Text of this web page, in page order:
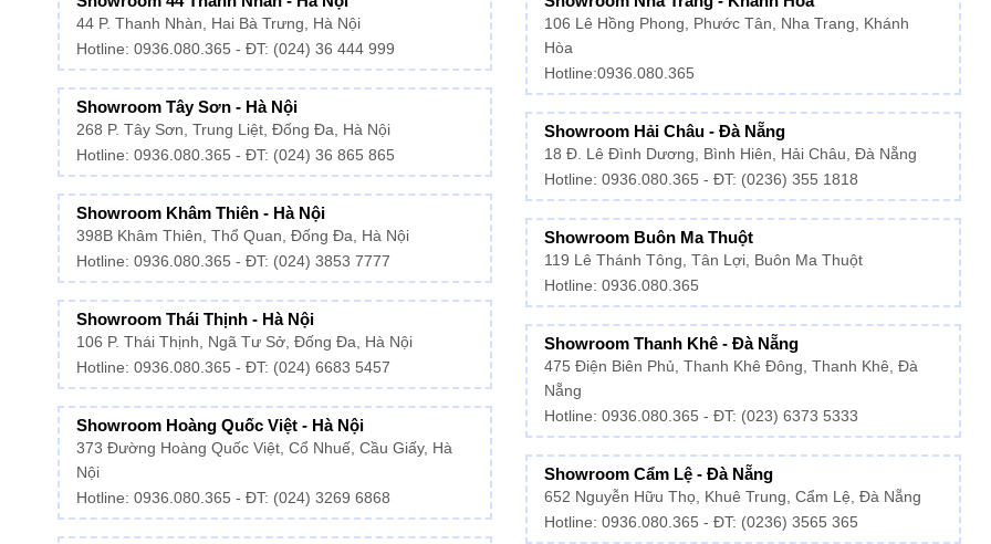
44 P. Thanh Nhàn, Hai Bà Trưng, Hà Nội
Hotline: 0936.080.365 - ĐT: (024) 36 444 999
Showroom Tây Sơn - Hà Nội
268 P. Tây Sơn, Trung Liệt, Đống Đa, Hà Nội
Hotline: 0936.080.365 - ĐT: (024) 36 865 865
Showroom Khâm Thiên - Hà Nội
398B Khâm Thiên, Thổ Quan, Đống Đa, Hà Nội
Hotline: 0936.080.365 - ĐT: (024) 3853 7777
Showroom Thái Thịnh - Hà Nội
106 P. Thái Thịnh, Ngã Tư Sở, Đống Đa, Hà Nội
Hotline: 0936.080.365 - ĐT: (024) 6683 5457
Showroom Hoàng Quốc Việt - Hà Nội
373 Đường Hoàng Quốc Việt, Cổ Nhuế, Cầu Giấy, Hà
Nội
Hotline: 0936.080.365 - ĐT: (024) 3269 6868
106 Lê Hồng Phong, Phước Tân, Nha Trang, Khánh
Hòa
Hotline:0936.080.365
Showroom Hải Châu - Đà Nẵng
18 Đ. Lê Đình Dương, Bình Hiên, Hải Châu, Đà Nẵng
Hotline: 0936.080.365 - ĐT: (0236) 355 1818
Showroom Buôn Ma Thuột
119 Lê Thánh Tông, Tân Lợi, Buôn Ma Thuột
Hotline:0936.080.365
Showroom Thanh Khê - Đà Nẵng
475 Điện Biên Phủ, Thanh Khê Đông, Thanh Khê, Đà
Nẵng
Hotline:0936.080.365 - ĐT: (023) 6373 5333
Showroom Cẩm Lệ - Đà Nẵng
652 Nguyễn Hữu Thọ, Khuê Trung, Cẩm Lệ, Đà Nẵng
Hotline: 0936.080.365 - ĐT: (0236) 3565 365